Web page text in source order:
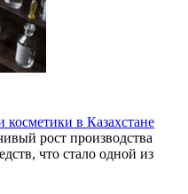
в Казахстане
рост производства
что стало одной из